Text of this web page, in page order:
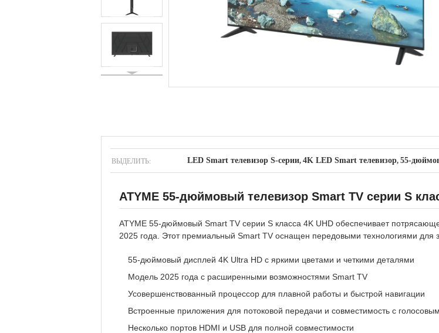
ВЫДЕЛИТЬ: LED Smart телевизор S-серии, 4K LED Smart телевизор, 55-
ATYME 55-дюймовый телевизор Smart TV серии S
ATYME 55-дюймовый Smart TV серии S класса 4K UHD обеспечивает
2025 года. Этот премиальный Smart TV оснащен передовыми технологиями для
55-дюймовый дисплей 4K Ultra HD с яркими цветами и четкими деталями
Модель 2025 года с расширенными возможностями Smart TV
Усовершенствованный процессор для плавной работы и быстрой навигации
Встроенные приложения для потоковой передачи и совместимость с
Несколько портов HDMI и USB для полной совместимости